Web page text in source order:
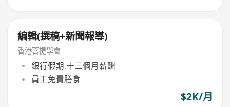
編輯(撰稿+新聞報導)
香港菩提學會
銀行假期,十三個月薪酬
員工免費膳食
$2K/月